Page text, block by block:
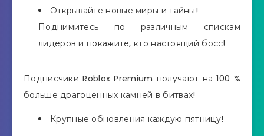
Открывайте новые миры и тайны!
Поднимитесь по различным спискам
лидеров и покажите, кто настоящий босс!
Подписчики Roblox Premium получают на 100 %
больше драгоценных камней в битвах!
Крупные обновления каждую пятницу!